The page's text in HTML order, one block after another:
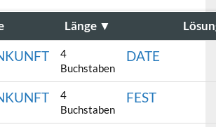
Länge ▼
4
Buchstaben
DATE
4
Buchstaben
FEST